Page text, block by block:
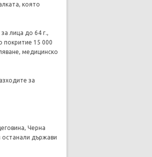
която
лица до 64 г.,
покритие 15 000
медицинско
за
Черна
останали държави